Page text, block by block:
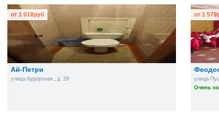
Ай-Петри
улица Курортная , д. 28
от 1 018руб
улица
Очень
от 1 579